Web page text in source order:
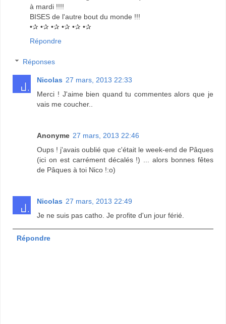
à mardi !!!!
BISES de l'autre bout du monde !!!
•✰ •✰ •✰ •✰ •✰ •✰
Répondre
Réponses
Nicolas 27 mars, 2013 22:33
Merci ! J'aime bien quand tu commentes alors que je
vais me coucher..
Anonyme 27 mars, 2013 22:46
Oups ! j'avais oublié que c'était le week-end de Pâques
(ici on est carrément décalés !) ... alors bonnes fêtes
de Pâques à toi Nico !:o)
Nicolas 27 mars, 2013 22:49
Je ne suis pas catho. Je profite d'un jour férié.
Répondre